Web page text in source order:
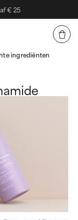
€ 25
ingrediënten